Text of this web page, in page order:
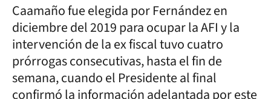
Caamaño fue elegida por Fernández en
diciembre del 2019 para ocupar la AFI y la
intervención de la ex fiscal tuvo cuatro
prórrogas consecutivas, hasta el fin de
semana, cuando el Presidente al final
confirmó la información adelantada por este